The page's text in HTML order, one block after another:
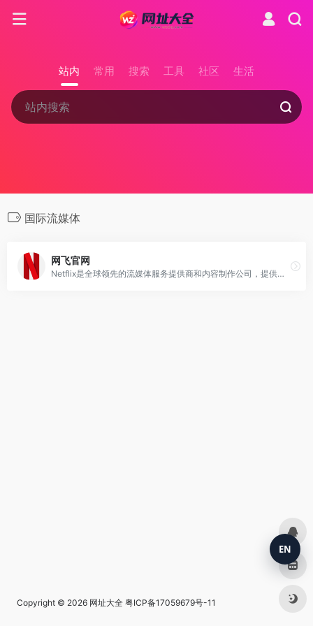
站内 常用 搜索 工具 社区 生活
国际流媒体
网飞官网
Netflix是全球领先的流媒体服务提供商和内容制作公司，提供大量的电影、电视剧、纪录片和原创内容。
Copyright © 2026 网址大全 粤ICP备17059679号-11
EN